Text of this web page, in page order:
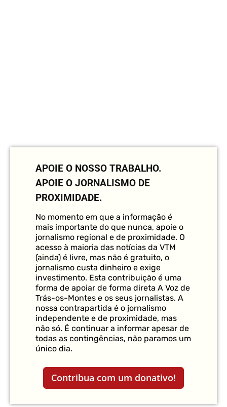
APOIE O NOSSO TRABALHO.
APOIE O JORNALISMO DE
PROXIMIDADE.
No momento em que a informação é
mais importante do que nunca, apoie o
jornalismo regional e de proximidade. O
acesso à maioria das notícias da VTM
(ainda) é livre, mas não é gratuito, o
jornalismo custa dinheiro e exige
investimento. Esta contribuição é uma
forma de apoiar de forma direta A Voz de
Trás-os-Montes e os seus jornalistas. A
nossa contrapartida é o jornalismo
independente e de proximidade, mas
não só. É continuar a informar apesar de
todas as contingências, não paramos um
único dia.
Contribua com um donativo!